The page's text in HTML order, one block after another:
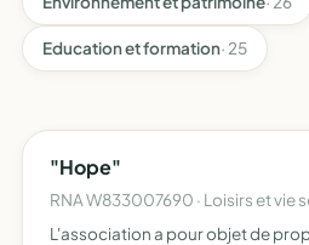
Education et formation· 25
"Hope"
RNA W833007690 · Loisirs et vie
L'association a pour objet de